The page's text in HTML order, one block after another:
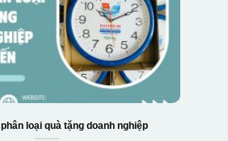
loại quà tặng doanh nghiệp